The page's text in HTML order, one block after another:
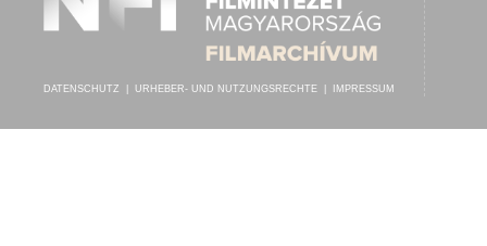
DATENSCHUTZ URHEBER- UND NUTZUNGSRECHTE IMPRESSUM